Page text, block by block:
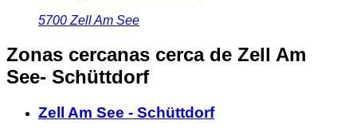
5700 Zell Am See
Zonas cercanas cerca de Zell Am
See- Schüttdorf
Zell Am See - Schüttdorf